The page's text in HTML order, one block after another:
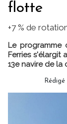
flotte
+7 % de
Le programme
Ferries s'élargit
13e navire de la
Rédigé